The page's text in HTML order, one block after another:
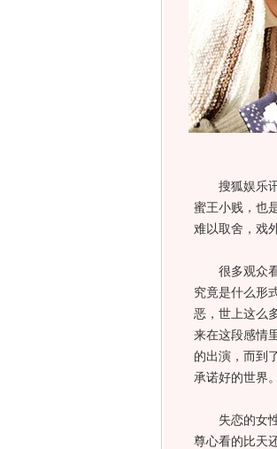
搜狐娱乐讯
蜜王小贱，也
难以取舍，戏
很多观众看
究竟是什么形
恶，世上这么
来在这段感情
的出演，而到
承诺好的世界
失恋的女性
尊心看的比天